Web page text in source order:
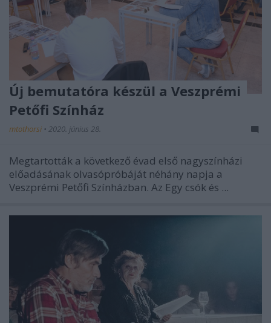
Új bemutatóra készül a Veszprémi
Petőfi Színház
mtothorsi • 2020. június 28.
Megtartották a következő évad első nagyszínházi
előadásának olvasópróbáját néhány napja a
Veszprémi Petőfi Színházban. Az Egy csók és ...